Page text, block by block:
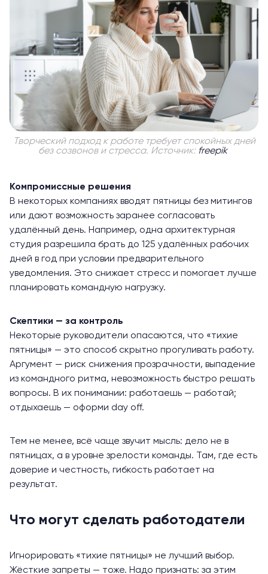
Творческий подход к работе требует спокойных дней
без созвонов и стресса. Источник: freepik
Компромиссные решения
В некоторых компаниях вводят пятницы без митингов
или дают возможность заранее согласовать
удалённый день. Например, одна архитектурная
студия разрешила брать до 125 удалённых рабочих
дней в год при условии предварительного
уведомления. Это снижает стресс и помогает лучше
планировать командную нагрузку.
Скептики — за контроль
Некоторые руководители опасаются, что «тихие
пятницы» — это способ скрытно прогуливать работу.
Аргумент — риск снижения прозрачности, выпадение
из командного ритма, невозможность быстро решать
вопросы. В их понимании: работаешь — работай;
отдыхаешь — оформи day off.
Тем не менее, всё чаще звучит мысль: дело не в
пятницах, а в уровне зрелости команды. Там, где есть
доверие и честность, гибкость работает на
результат.
Что могут сделать работодатели
Игнорировать «тихие пятницы» не лучший выбор.
Жёсткие запреты — тоже. Надо признать: за этим